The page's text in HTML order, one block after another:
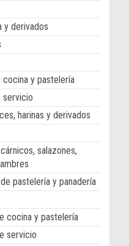
y derivados
cocina y pastelería
servicio
harinas y derivados
salazones,
pastelería y panadería
cocina y pastelería
servicio